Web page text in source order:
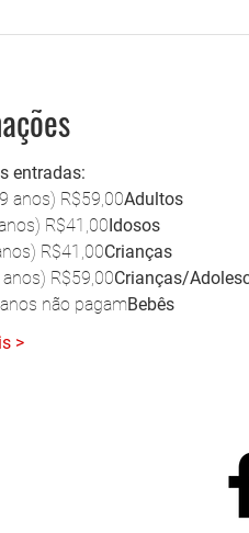
entradas:
anos) R$59,00Adultos
R$41,00Idosos
R$41,00Crianças
R$59,00Crianças/
não pagamBebês
>